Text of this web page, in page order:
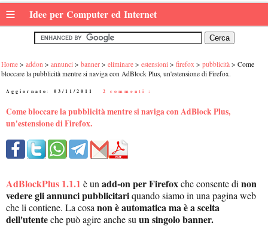
≡ Idee per Computer ed Internet
Home addon annunci banner eliminare estensioni firefox pubblicità
Come
bloccare la pubblicità mentre si naviga con AdBlock Plus, un'estensione di Firefox.
Aggiornato: 03/11/2011 2 commenti :
Come bloccare la pubblicità mentre si naviga con AdBlock Plus,
un'estensione di Firefox.
AdBlockPlus 1.1.1 è unadd-on per Firefoxche consente dinon
vedere gli annunci pubblicitariquando siamo in una pagina web
che li contiene. La cosanon è automatica ma è a scelta
dell'utenteche può agire anche suun singolo banner.